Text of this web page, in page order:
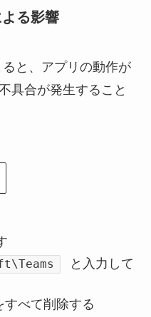
る影響
と、アプリの動作が
具合が発生すること
と入力して
すべて削除する